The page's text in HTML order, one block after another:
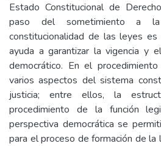
Estado Constitucional de
paso del sometimiento a
constitucionalidad de las leyes
ayuda a garantizar la vigencia y
democrático. En el
varios aspectos del sistema
justicia; entre ellos, la
procedimiento de la función
perspectiva democrática se
para el proceso de formación de la